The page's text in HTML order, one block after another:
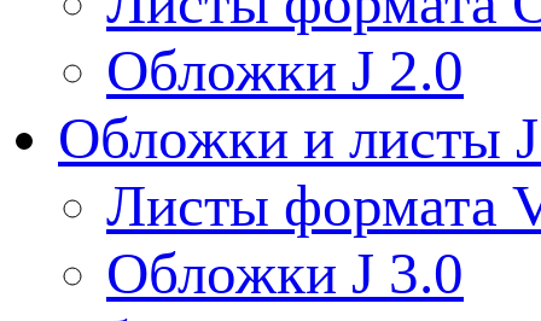
Обложки J 2.0
Обложки и листы
Листы формата
Обложки J 3.0